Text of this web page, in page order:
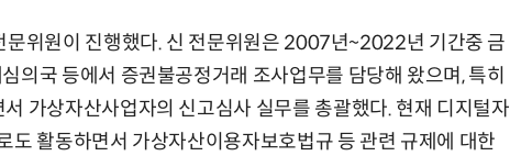
문위원이 진행했다. 신 전문위원은 2007년~2022년 기간중 금
의국 등에서 증권불공정거래 조사업무를 담당해 왔으며, 특히
가상자산사업자의 신고심사 실무를 총괄했다. 현재 디지털자
도 활동하면서 가상자산이용자보호법규 등 관련 규제에 대한